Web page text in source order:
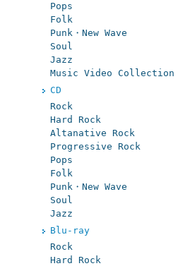
Pops
Folk
Punk・New Wave
Soul
Jazz
Music Video Collection
CD
Rock
Hard Rock
Altanative Rock
Progressive Rock
Pops
Folk
Punk・New Wave
Soul
Jazz
Blu-ray
Rock
Hard Rock